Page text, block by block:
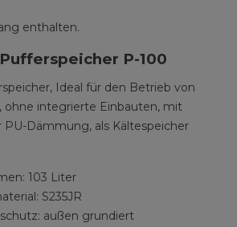
enthalten.
P-100
Ideal für den Betrieb von
ohne integrierte Einbauten, mit
PU-Dämmung, als Kältespeicher
103 Liter
S235JR
außen grundiert